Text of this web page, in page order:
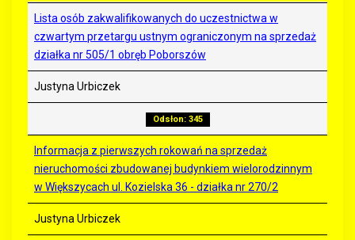
Lista osób zakwalifikowanych do uczestnictwa w
czwartym przetargu ustnym ograniczonym na sprzedaż
działka nr 505/1 obręb Poborszów
Justyna Urbiczek
Odsłon: 345
Informacja z pierwszych rokowań na sprzedaż
nieruchomości zbudowanej budynkiem wielorodzinnym
w Większycach ul. Kozielska 36 - działka nr 270/2
Justyna Urbiczek